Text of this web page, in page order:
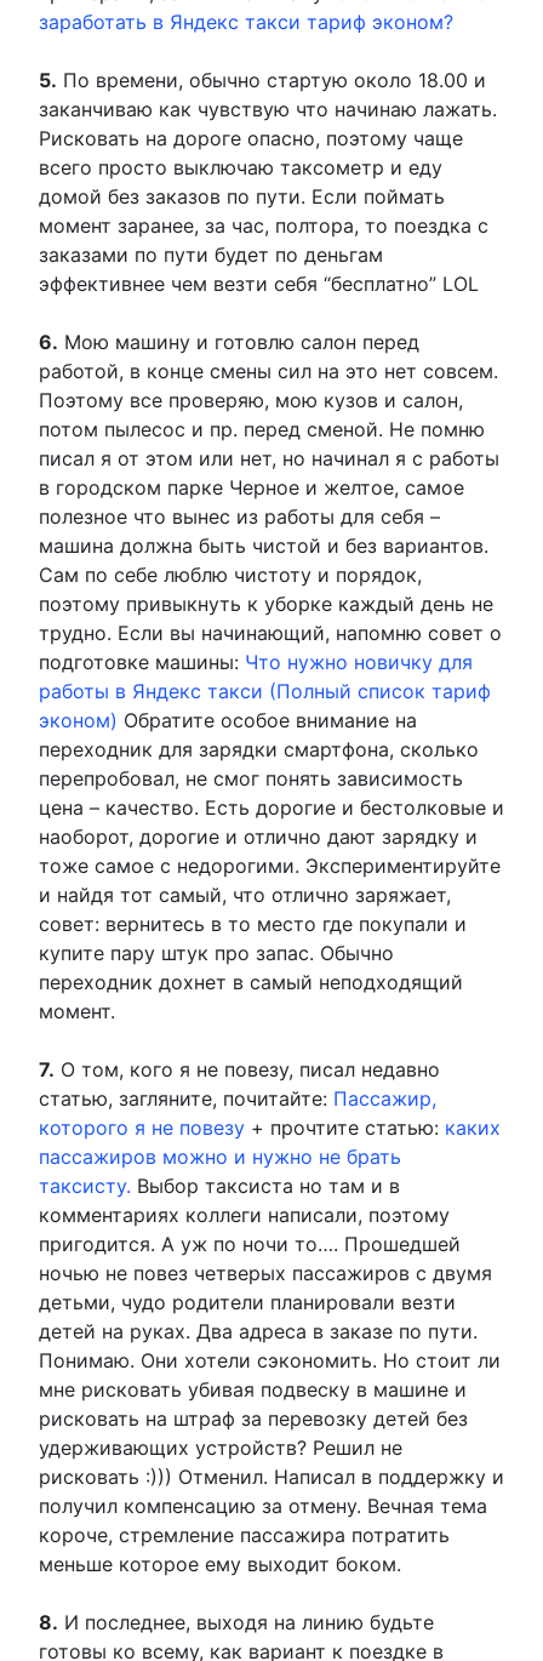
заработать в Яндекс такси тариф эконом?
5. По времени, обычно стартую около 18.00 и
заканчиваю как чувствую что начинаю лажать.
Рисковать на дороге опасно, поэтому чаще
всего просто выключаю таксометр и еду
домой без заказов по пути. Если поймать
момент заранее, за час, полтора, то поездка с
заказами по пути будет по деньгам
эффективнее чем везти себя “бесплатно” LOL
6. Мою машину и готовлю салон перед
работой, в конце смены сил на это нет совсем.
Поэтому все проверяю, мою кузов и салон,
потом пылесос и пр. перед сменой. Не помню
писал я от этом или нет, но начинал я с работы
в городском парке Черное и желтое, самое
полезное что вынес из работы для себя –
машина должна быть чистой и без вариантов.
Сам по себе люблю чистоту и порядок,
поэтому привыкнуть к уборке каждый день не
трудно. Если вы начинающий, напомню совет о
подготовке машины: Что нужно новичку для
работы в Яндекс такси (Полный список тариф
эконом) Обратите особое внимание на
переходник для зарядки смартфона, сколько
перепробовал, не смог понять зависимость
цена – качество. Есть дорогие и бестолковые и
наоборот, дорогие и отлично дают зарядку и
тоже самое с недорогими. Экспериментируйте
и найдя тот самый, что отлично заряжает,
совет: вернитесь в то место где покупали и
купите пару штук про запас. Обычно
переходник дохнет в самый неподходящий
момент.
7. О том, кого я не повезу, писал недавно
статью, загляните, почитайте: Пассажир,
которого я не повезу + прочтите статью: каких
пассажиров можно и нужно не брать
таксисту. Выбор таксиста но там и в
комментариях коллеги написали, поэтому
пригодится. А уж по ночи то…. Прошедшей
ночью не повез четверых пассажиров с двумя
детьми, чудо родители планировали везти
детей на руках. Два адреса в заказе по пути.
Понимаю. Они хотели сэкономить. Но стоит ли
мне рисковать убивая подвеску в машине и
рисковать на штраф за перевозку детей без
удерживающих устройств? Решил не
рисковать :))) Отменил. Написал в поддержку и
получил компенсацию за отмену. Вечная тема
короче, стремление пассажира потратить
меньше которое ему выходит боком.
8. И последнее, выходя на линию будьте
готовы ко всему, как вариант к поездке в